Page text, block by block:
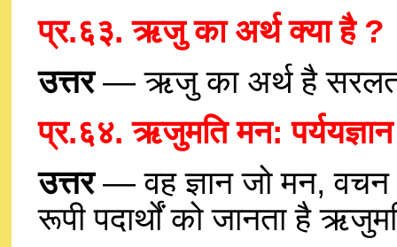
प्र.६३. ऋजु का अर्थ क्या है ?
उत्तर— ऋजु का अर्थ है
प्र.६४. ऋजुमति मन:
उत्तर— वह ज्ञान जो मन,
रूपी पदार्थों को जानता है